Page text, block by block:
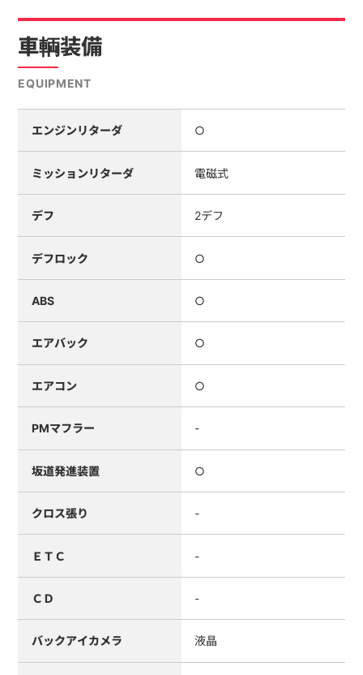
車輌装備
EQUIPMENT
エンジンリターダ ○
ミッションリターダ 電磁式
デフ 2デフ
デフロック ○
ABS ○
エアバック ○
エアコン ○
PMマフラー -
坂道発進装置 ○
クロス張り -
ＥＴＣ -
ＣＤ -
バックアイカメラ 液晶